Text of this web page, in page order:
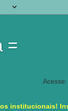
=
Acesse:
institucionais!